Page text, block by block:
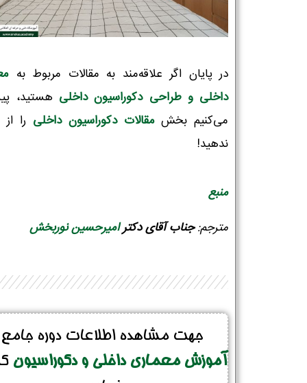
در پایان اگر علاقه‌مند به مقالات مربوط به
داخلی و طراحی دکوراسیون‌ داخلی هستید،
می‌کنیم بخشمقالات دکوراسیون داخلی را
ندهید!
منبع
مترجم:جناب آقایدکترامیرحسین نوربخش
جهت مشاهده اطلاعات دوره جامع
آموزش معماری داخلی و دکوراسیون